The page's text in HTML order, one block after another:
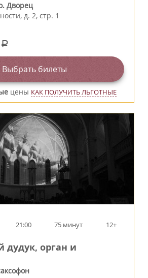
Дворец
д. 2, стр. 1
a
Выбрать билеты
цены КАК ПОЛУЧИТЬ ЛЬГОТНЫЕ
21:00 75 минут 12+
дудук, орган и